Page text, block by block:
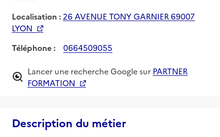
Localisation : 26 AVENUE TONY GARNIER 69007
LYON
Téléphone :
0664509055
Lancer une recherche Google sur PARTNER
FORMATION
Description du métier